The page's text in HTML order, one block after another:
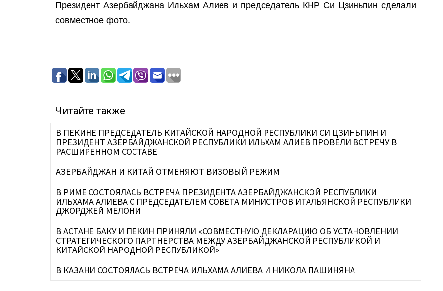
Президент Азербайджана Ильхам Алиев и председатель КНР Си Цзиньпин сделали
совместное фото.
Читайте также
В ПЕКИНЕ ПРЕДСЕДАТЕЛЬ КИТАЙСКОЙ НАРОДНОЙ РЕСПУБЛИКИ СИ ЦЗИНЬПИН И
ПРЕЗИДЕНТ АЗЕРБАЙДЖАНСКОЙ РЕСПУБЛИКИ ИЛЬХАМ АЛИЕВ ПРОВЕЛИ ВСТРЕЧУ В
РАСШИРЕННОМ СОСТАВЕ
АЗЕРБАЙДЖАН И КИТАЙ ОТМЕНЯЮТ ВИЗОВЫЙ РЕЖИМ
В РИМЕ СОСТОЯЛАСЬ ВСТРЕЧА ПРЕЗИДЕНТА АЗЕРБАЙДЖАНСКОЙ РЕСПУБЛИКИ
ИЛЬХАМА АЛИЕВА С ПРЕДСЕДАТЕЛЕМ СОВЕТА МИНИСТРОВ ИТАЛЬЯНСКОЙ РЕСПУБЛИКИ
ДЖОРДЖЕЙ МЕЛОНИ
В АСТАНЕ БАКУ И ПЕКИН ПРИНЯЛИ «СОВМЕСТНУЮ ДЕКЛАРАЦИЮ ОБ УСТАНОВЛЕНИИ
СТРАТЕГИЧЕСКОГО ПАРТНЕРСТВА МЕЖДУ АЗЕРБАЙДЖАНСКОЙ РЕСПУБЛИКОЙ И
КИТАЙСКОЙ НАРОДНОЙ РЕСПУБЛИКОЙ»
В КАЗАНИ СОСТОЯЛАСЬ ВСТРЕЧА ИЛЬХАМА АЛИЕВА И НИКОЛА ПАШИНЯНА